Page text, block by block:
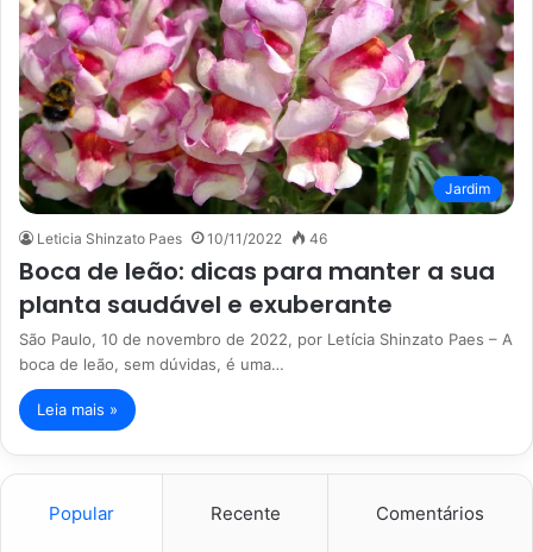
Jardim
Leticia Shinzato Paes 10/11/2022 46
Boca de leão: dicas para manter a sua
planta saudável e exuberante
São Paulo, 10 de novembro de 2022, por Letícia Shinzato Paes – A
boca de leão, sem dúvidas, é uma…
Leia mais »
Popular Recente Comentários